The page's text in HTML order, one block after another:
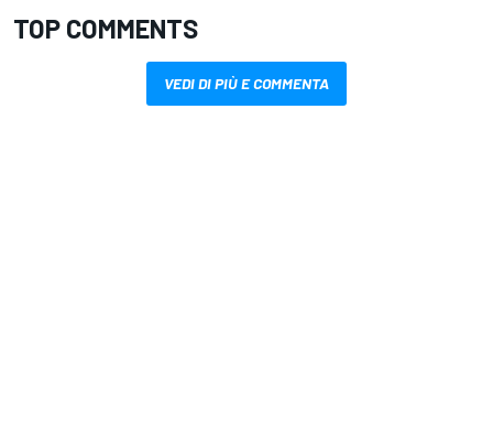
TOP COMMENTS
VEDI DI PIÙ E COMMENTA